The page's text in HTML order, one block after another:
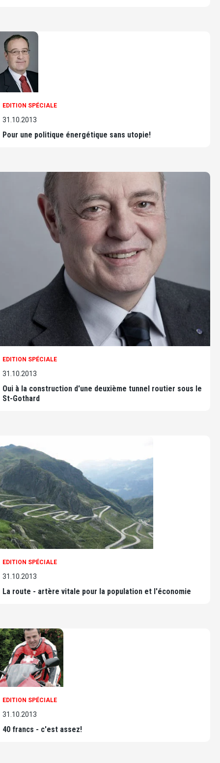
EDITION SPÉCIALE
31.10.2013
Pour une politique énergétique sans utopie!
EDITION SPÉCIALE
31.10.2013
Oui à la construction d'une deuxième tunnel routier sous le
St-Gothard
EDITION SPÉCIALE
31.10.2013
La route - artère vitale pour la population et l'économie
EDITION SPÉCIALE
31.10.2013
40 francs - c'est assez!